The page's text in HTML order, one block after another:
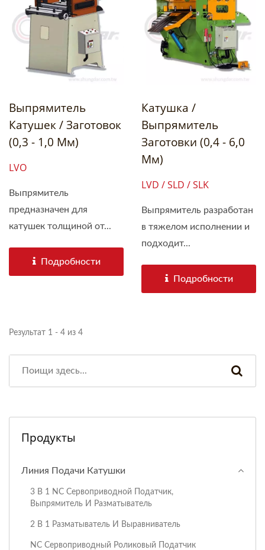
Выпрямитель
Катушек / Заготовок
(0,3 - 1,0 Мм)
LVO
Выпрямитель
предназначен для
катушек толщиной от...
Подробности
Катушка /
Выпрямитель
Заготовки (0,4 - 6,0
Мм)
LVD / SLD / SLK
Выпрямитель разработан
в тяжелом исполнении и
подходит...
Подробности
Результат 1 - 4 из 4
Продукты
Линия Подачи Катушки
3 В 1 NC Сервоприводной Податчик,
Выпрямитель И Разматыватель
2 В 1 Разматыватель И Выравниватель
NC Сервоприводный Роликовый Податчик